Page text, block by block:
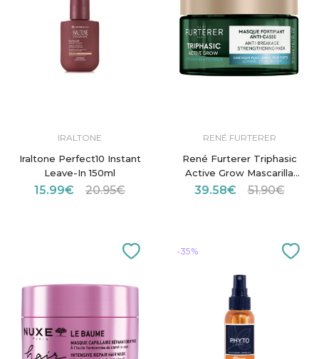
IRALTONE
Iraltone Perfect10 Instant
Leave-In 150ml
15.99€ 20.95€
RENÉ FURTERER
René Furterer Triphasic
Active Grow Mascarilla
Fortificante Anticaída
39.58€ 51.90€
-35%